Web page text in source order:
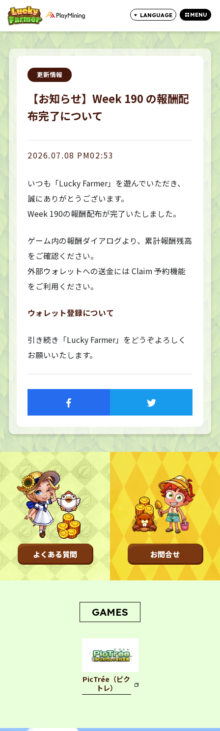
LANGUAGE MENU
更新情報
【お知らせ】Week 190 の報酬配
布完了について
2026.07.08 PM02:53
いつも「Lucky Farmer」を遊んでいただき、
誠にありがとうございます。
Week 190の報酬配布が完了いたしました。
ゲーム内の報酬ダイアログより、累計報酬残高
をご確認ください。
外部ウォレットへの送金には Claim 予約機能
をご利用ください。
ウォレット登録について
引き続き「Lucky Farmer」をどうぞよろしく
お願いいたします。
よくある質問 お問合せ
GAMES
PicTrée（ピク
トレ）
TOP
トップページ
NFT GALLERY
NFT紹介
キャラクター 農地
FAQ
よくある質問
NEWS